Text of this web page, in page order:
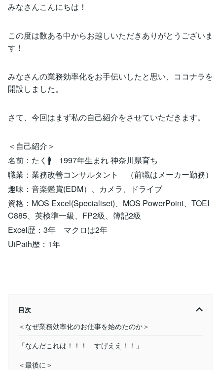
みなさんこんにちは！
この度は数ある中からお越しいただきありがとうございま
す！
みなさんの業務効率化をお手伝いしたと思い、ココナラを
開設しました。
さて、今回はまず私の自己紹介をさせていただきます。
＜自己紹介＞
名前：たく🚹 1997年生まれ 神奈川県育ち
職業：業務改善コンサルタント （前職はメーカー勤務）
趣味：音楽鑑賞(EDM）、カメラ、ドライブ
資格：MOS Excel(Specialiset)、MOS PowerPoint、TOEI
C885、英検準一級、FP2級、簿記2級
Excel歴：3年 マクロは2年
UiPath歴：1年
目次
＜なぜ業務効率化のお仕事を始めたのか＞
「なんだこれは！！！ すげええ！！」
＜最後に＞